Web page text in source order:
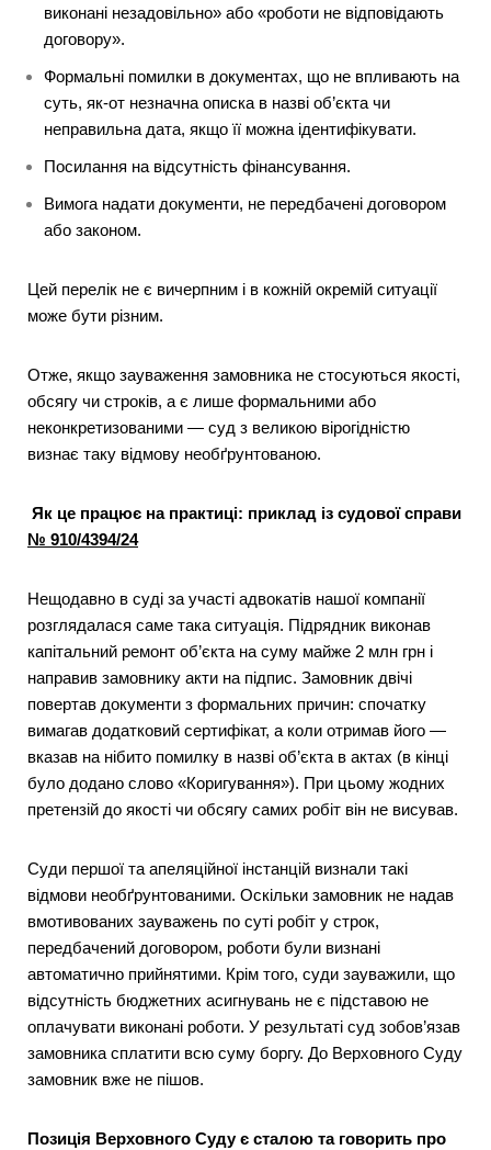
виконані незадовільно» або «роботи не відповідають
договору».
Формальні помилки в документах, що не впливають на
суть, як-от незначна описка в назві об’єкта чи
неправильна дата, якщо її можна ідентифікувати.
Посилання на відсутність фінансування.
Вимога надати документи, не передбачені договором
або законом.
Цей перелік не є вичерпним і в кожній окремій ситуації
може бути різним.
Отже, якщо зауваження замовника не стосуються якості,
обсягу чи строків, а є лише формальними або
неконкретизованими — суд з великою вірогідністю
визнає таку відмову необґрунтованою.
Як це працює на практиці: приклад із судової справи
№ 910/4394/24
Нещодавно в суді за участі адвокатів нашої компанії
розглядалася саме така ситуація. Підрядник виконав
капітальний ремонт об’єкта на суму майже 2 млн грн і
направив замовнику акти на підпис. Замовник двічі
повертав документи з формальних причин: спочатку
вимагав додатковий сертифікат, а коли отримав його —
вказав на нібито помилку в назві об’єкта в актах (в кінці
було додано слово «Коригування»). При цьому жодних
претензій до якості чи обсягу самих робіт він не висував.
Суди першої та апеляційної інстанцій визнали такі
відмови необґрунтованими. Оскільки замовник не надав
вмотивованих зауважень по суті робіт у строк,
передбачений договором, роботи були визнані
автоматично прийнятими. Крім того, суди зауважили, що
відсутність бюджетних асигнувань не є підставою не
оплачувати виконані роботи. У результаті суд зобов’язав
замовника сплатити всю суму боргу. До Верховного Суду
замовник вже не пішов.
Позиція Верховного Суду є сталою та говорить про